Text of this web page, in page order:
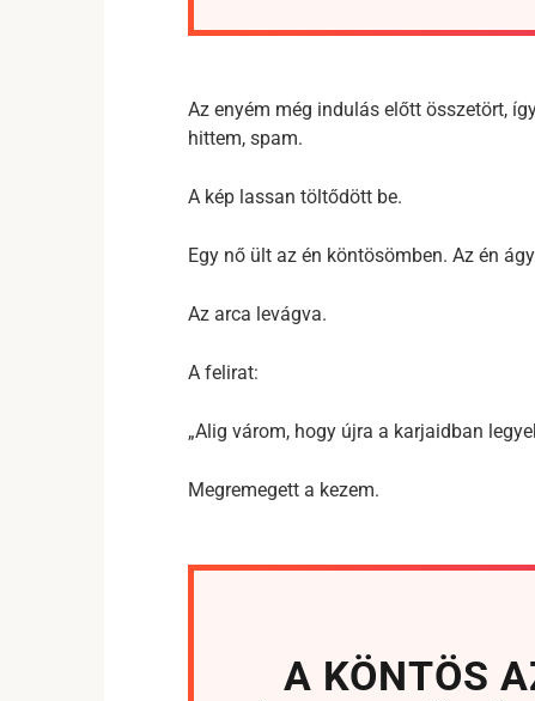
Az enyém még indulás előtt összetört,
hittem, spam.
A kép lassan töltődött be.
Egy nő ült az én köntösömben. Az én
Az arca levágva.
A felirat:
„Alig várom, hogy újra a karjaidban
Megremegett a kezem.
A KÖNTÖS